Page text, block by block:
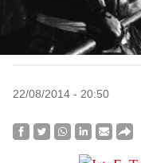
22/08/2014 - 20:50